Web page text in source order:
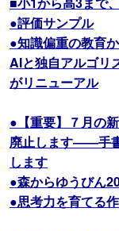
●評価サンプル
●知識偏重の教育
AIと独自アルゴリ
がリニューアル
●【重要】７月の
廃止します――手
します
●森からゆうびん
●思考力を育てる